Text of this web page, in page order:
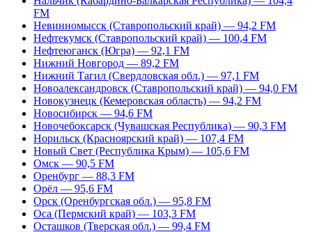
FM
Невинномысск (Ставропольский край) — 94,2 FM
Нефтекумск (Ставропольский край) — 100,4 FM
Нефтеюганск (Югра) — 92,1 FM
Нижний Новгород — 89,2 FM
Нижний Тагил (Свердловская обл.) — 97,1 FM
Новоалександровск (Ставропольский край) — 94,0 FM
Новокузнецк (Кемеровская область) — 94,2 FM
Новосибирск — 94,6 FM
Новочебоксарск (Чувашская Республика) — 90,3 FM
Норильск (Красноярский край) — 107,4 FM
Новый Свет (Республика Крым) — 105,6 FM
Омск — 90,5 FM
Оренбург — 88,3 FM
Орёл — 95,6 FM
Орск (Оренбургская обл.) — 95,8 FM
Оса (Пермский край) — 103,3 FM
Осташков (Тверская обл.) — 99,4 FM